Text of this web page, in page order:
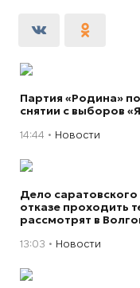
Партия «Родина»
снятии с выборов
14:44 Новости
Дело
отказе проходить
рассмотрят в
13:03 Новости